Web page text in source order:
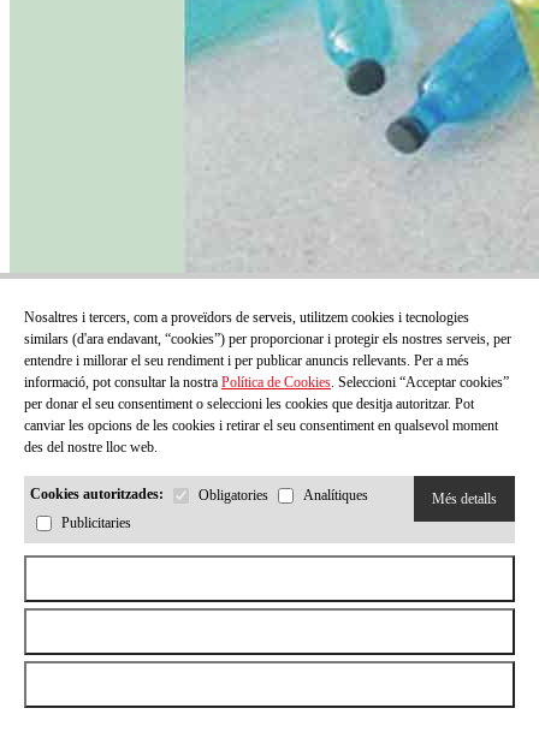
Infància 210
Veure més
Nosaltres i tercers, com a proveïdors de serveis, utilitzem cookies i tecnologies
similars (d'ara endavant, “cookies”) per proporcionar i protegir els nostres serveis, per
entendre i millorar el seu rendiment i per publicar anuncis rellevants. Per a més
informació, pot consultar la nostra Política de Cookies. Seleccioni “Acceptar cookies”
per donar el seu consentiment o seleccioni les cookies que desitja autoritzar. Pot
canviar les opcions de les cookies i retirar el seu consentiment en qualsevol moment
des del nostre lloc web.
Cookies autoritzades: Obligatories
Analítiques
Publicitaries
Més detalls